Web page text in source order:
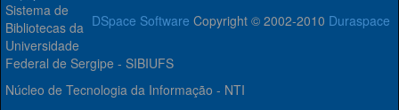
DSpace Software Copyright © 2002-2010 Duraspace
Sistema de
Bibliotecas da
Universidade
Federal de Sergipe - SIBIUFS
Núcleo de Tecnologia da Informação - NTI